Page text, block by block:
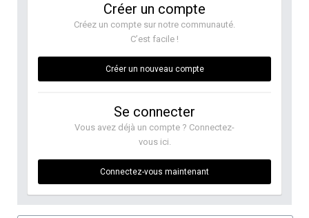
Créer un compte
Créez un compte sur notre communauté.
C’est facile !
Créer un nouveau compte
Se connecter
Vous avez déjà un compte ? Connectez-
vous ici.
Connectez-vous maintenant